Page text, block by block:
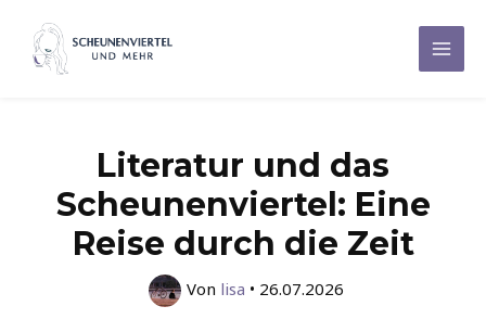
Inhalt
springen
Main
Literatur und das
Scheunenviertel: Eine
Reise durch die Zeit
Von lisa • 26.07.2026